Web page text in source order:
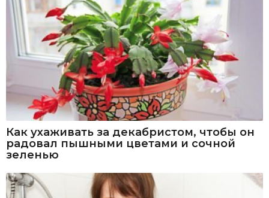
Как ухаживать за декабристом, чтобы он
радовал пышными цветами и сочной
зеленью